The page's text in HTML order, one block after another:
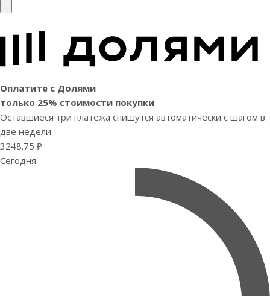
Оплатите с Долями
только 25% стоимости покупки
Оставшиеся три платежа спишутся автоматически с шагом в
две недели
3248.75 ₽
Сегодня